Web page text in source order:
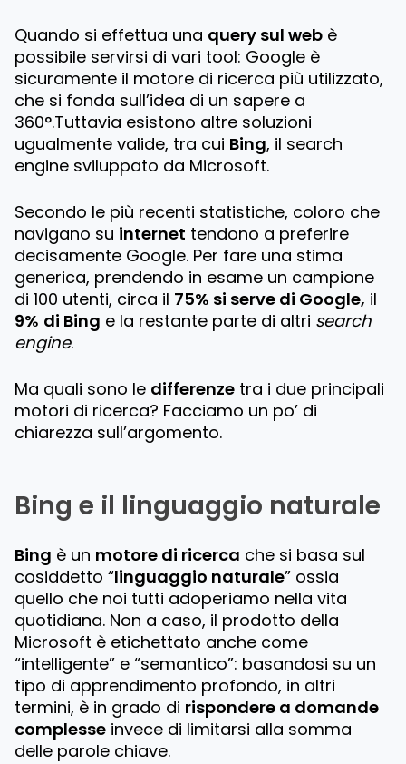
Quando si effettua una query sul web è
possibile servirsi di vari tool: Google è
sicuramente il motore di ricerca più utilizzato,
che si fonda sull’idea di un sapere a
360°.Tuttavia esistono altre soluzioni
ugualmente valide, tra cui Bing, il search
engine sviluppato da Microsoft.
Secondo le più recenti statistiche, coloro che
navigano su internet tendono a preferire
decisamente Google. Per fare una stima
generica, prendendo in esame un campione
di 100 utenti, circa il 75% si serve di Google, il
9% di Bing e la restante parte di altri search
engine.
Ma quali sono le differenze tra i due principali
motori di ricerca? Facciamo un po’ di
chiarezza sull’argomento.
Bing e il linguaggio naturale
Bing è un motore di ricerca che si basa sul
cosiddetto “linguaggio naturale” ossia
quello che noi tutti adoperiamo nella vita
quotidiana. Non a caso, il prodotto della
Microsoft è etichettato anche come
“intelligente” e “semantico”: basandosi su un
tipo di apprendimento profondo, in altri
termini, è in grado di rispondere a domande
complesse invece di limitarsi alla somma
delle parole chiave.